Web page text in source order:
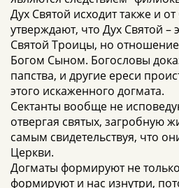
Дух Святой исходит также и
утверждают, что Дух Святой –
Святой Троицы, но
Богом Сыном. Богословы
папства, и другие ереси
этого искаженного догмата.
Сектанты вообще не
отвергая святых, загробную
самым свидетельствуя, что
Церкви.
Догматы формируют не
формируют и нас изнутри,